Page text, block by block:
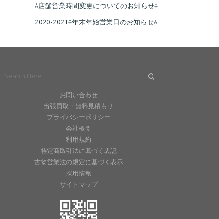
⁂店舗営業時間変更についてのお知らせ⁂
2020-2021⁂年末年始営業日のお知らせ⁂
お問い合わせ
出張買取・無料見積もり
プライバシーポリシー
会社概要
利用規約
特定商取引法に基づく表記
古物営業法の規定に基づく表示
採用情報
サイトマップ